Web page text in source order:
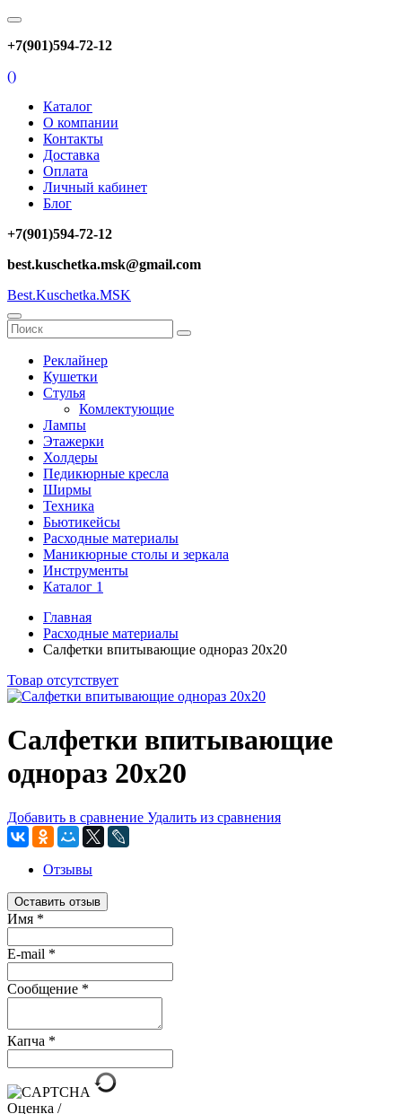
+7(901)594-72-12
()
Каталог
О компании
Контакты
Доставка
Оплата
Личный кабинет
Блог
+7(901)594-72-12
best.kuschetka.msk@gmail.com
Best.Kuschetka.MSK
Реклайнер
Кушетки
Стулья
Комлектующие
Лампы
Этажерки
Холдеры
Педикюрные кресла
Ширмы
Техника
Бьютикейсы
Расходные материалы
Маникюрные столы и зеркала
Инструменты
Каталог 1
Главная
Расходные материалы
Салфетки впитывающие однораз 20х20
Товар отсутствует
Салфетки впитывающие
однораз 20х20
Добавить в сравнение Удалить из сравнения
Отзывы
Оставить отзыв
Имя *
E-mail *
Сообщение *
Капча *
Оценка /